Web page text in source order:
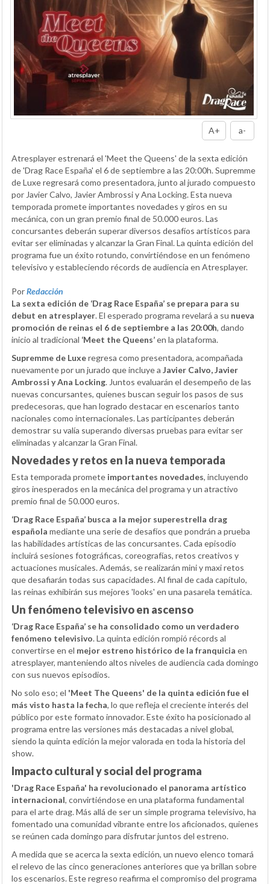
A+ a-
Atresplayer estrenará el 'Meet the Queens' de la sexta edición
de 'Drag Race España' el 6 de septiembre a las 20:00h. Supremme
de Luxe regresará como presentadora, junto al jurado compuesto
por Javier Calvo, Javier Ambrossi y Ana Locking. Esta nueva
temporada promete importantes novedades y giros en su
mecánica, con un gran premio final de 50.000 euros. Las
concursantes deberán superar diversos desafíos artísticos para
evitar ser eliminadas y alcanzar la Gran Final. La quinta edición del
programa fue un éxito rotundo, convirtiéndose en un fenómeno
televisivo y estableciendo récords de audiencia en Atresplayer.
PorRedacción
La sexta edición de ‘Drag Race España’ se prepara para su
debut en atresplayer. El esperado programa revelará a su nueva
promoción de reinas el 6 de septiembre a las 20:00h, dando
inicio al tradicional ‘Meet the Queens’en la plataforma.
Supremme de Luxeregresa como presentadora, acompañada
nuevamente por un jurado que incluye a Javier Calvo, Javier
Ambrossi y Ana Locking. Juntos evaluarán el desempeño de las
nuevas concursantes, quienes buscan seguir los pasos de sus
predecesoras, que han logrado destacar en escenarios tanto
nacionales como internacionales. Las participantes deberán
demostrar su valía superando diversas pruebas para evitar ser
eliminadas y alcanzar la Gran Final.
Novedades y retos en la nueva temporada
Esta temporada promete importantes novedades, incluyendo
giros inesperados en la mecánica del programa y un atractivo
premio final de 50.000 euros.
‘Drag Race España’ busca a la mejor superestrella drag
española mediante una serie de desafíos que pondrán a prueba
las habilidades artísticas de las concursantes. Cada episodio
incluirá sesiones fotográficas, coreografías, retos creativos y
actuaciones musicales. Además, se realizarán mini y maxi retos
que desafiarán todas sus capacidades. Al final de cada capítulo,
las reinas exhibirán sus mejores 'looks' en una pasarela temática.
Un fenómeno televisivo en ascenso
‘Drag Race España’ se ha consolidado como un verdadero
fenómeno televisivo. La quinta edición rompió récords al
convertirse en el mejor estreno histórico de la franquicia en
atresplayer, manteniendo altos niveles de audiencia cada domingo
con sus nuevos episodios.
No solo eso; el 'Meet The Queens' de la quinta edición fue el
más visto hasta la fecha, lo que refleja el creciente interés del
público por este formato innovador. Este éxito ha posicionado al
programa entre las versiones más destacadas a nivel global,
siendo la quinta edición la mejor valorada en toda la historia del
show.
Impacto cultural y social del programa
'Drag Race España' ha revolucionado el panorama artístico
internacional, convirtiéndose en una plataforma fundamental
para el arte drag. Más allá de ser un simple programa televisivo, ha
fomentado una comunidad vibrante entre los aficionados, quienes
se reúnen cada domingo para disfrutar juntos del estreno.
A medida que se acerca la sexta edición, un nuevo elenco tomará
el relevo de las cinco generaciones anteriores que ya brillan sobre
los escenarios. Este regreso reafirma el compromiso del programa